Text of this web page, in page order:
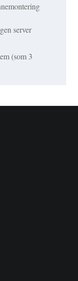
server
(som 3